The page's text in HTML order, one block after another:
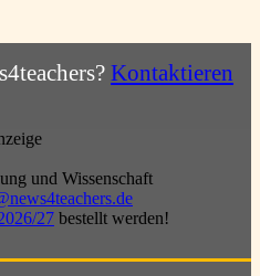
Kontaktieren
und Wissenschaft
27 bestellt werden!